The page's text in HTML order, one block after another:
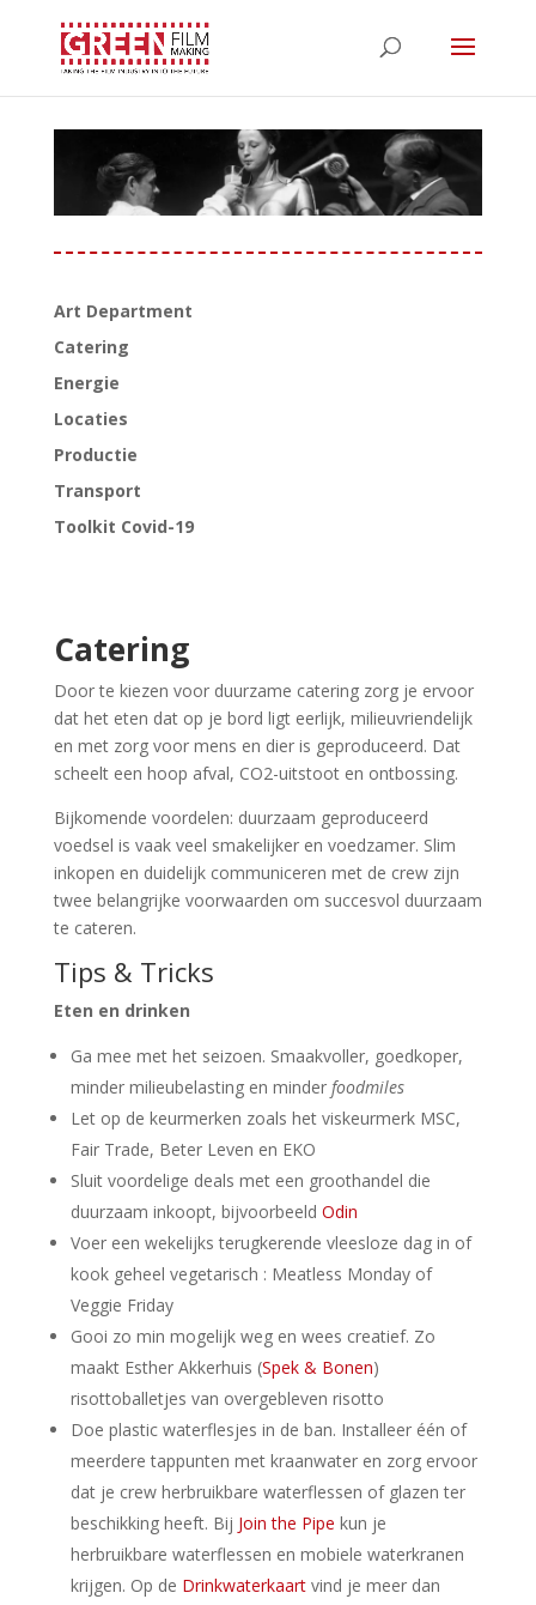
Art Department
Catering
Energie
Locaties
Productie
Transport
Toolkit Covid-19
Catering
Door te kiezen voor duurzame catering zorg je ervoor
dat het eten dat op je bord ligt eerlijk, milieuvriendelijk
en met zorg voor mens en dier is geproduceerd. Dat
scheelt een hoop afval, CO2-uitstoot en ontbossing.
Bijkomende voordelen: duurzaam geproduceerd
voedsel is vaak veel smakelijker en voedzamer. Slim
inkopen en duidelijk communiceren met de crew zijn
twee belangrijke voorwaarden om succesvol duurzaam
te cateren.
Tips & Tricks
Eten en drinken
Ga mee met het seizoen. Smaakvoller, goedkoper,
minder milieubelasting en minder foodmiles
Let op de keurmerken zoals het viskeurmerk MSC,
Fair Trade, Beter Leven en EKO
Sluit voordelige deals met een groothandel die
duurzaam inkoopt, bijvoorbeeld Odin
Voer een wekelijks terugkerende vleesloze dag in of
kook geheel vegetarisch : Meatless Monday of
Veggie Friday
Gooi zo min mogelijk weg en wees creatief. Zo
maakt Esther Akkerhuis (Spek & Bonen)
risottoballetjes van overgebleven risotto
Doe plastic waterflesjes in de ban. Installeer één of
meerdere tappunten met kraanwater en zorg ervoor
dat je crew herbruikbare waterflessen of glazen ter
beschikking heeft. Bij Join the Pipe kun je
herbruikbare waterflessen en mobiele waterkranen
krijgen. Op de Drinkwaterkaartvind je meer dan